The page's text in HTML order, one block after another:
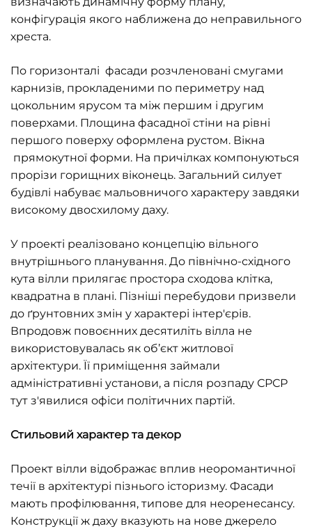
конфігурація якого наближена до неправильного
хреста.
По горизонталі фасади розчленовані смугами
карнизів, прокладеними по периметру над
цокольним ярусом та між першим і другим
поверхами. Площина фасадної стіни на рівні
першого поверху оформлена рустом. Вікна
прямокутної форми. На причілках компонуються
прорізи горищних віконець. Загальний силует
будівлі набуває мальовничого характеру завдяки
високому двосхилому даху.
У проекті реалізовано концепцію вільного
внутрішнього планування. До північно-східного
кута вілли прилягає простора сходова клітка,
квадратна в плані. Пізніші перебудови призвели
до ґрунтовних змін у характері інтер'єрів.
Впродовж повоєнних десятиліть вілла не
використовувалась як об’єкт житлової
архітектури. Її приміщення займали
адміністративні установи, а після розпаду СРСР
тут з'явилися офіси політичних партій.
Стильовий характер та декор
Проект вілли відображає вплив неоромантичної
течії в архітектурі пізнього історизму. Фасади
мають профілювання, типове для неоренесансу.
Конструкції ж даху вказують на нове джерело